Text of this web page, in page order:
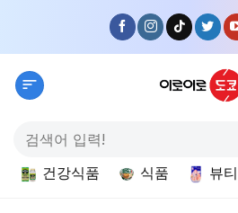
content
색:
건강식품 식품 뷰티